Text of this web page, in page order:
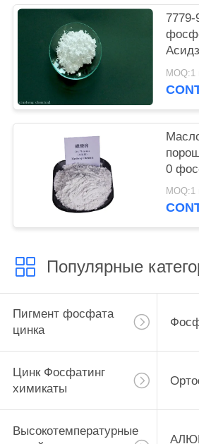
7779-
анти-
MOQ:1
0
MOQ:1
Популярные
Пигмент фосфата
цинка
Цинк Фосфатинг
химикаты
Высокотемпературные